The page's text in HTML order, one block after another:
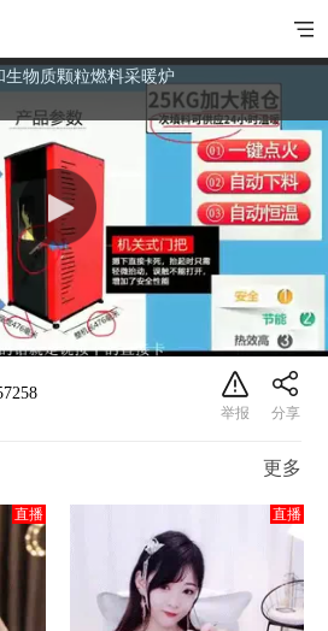
物质颗粒燃料采暖炉
更多
直播 直播